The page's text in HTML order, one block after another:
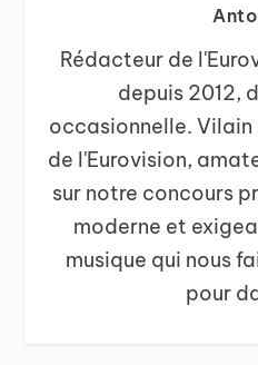
Rédacteur de
depuis 2012,
occasionnelle.
de l'Eurovision,
sur notre concours
moderne et
musique qui nous
pour